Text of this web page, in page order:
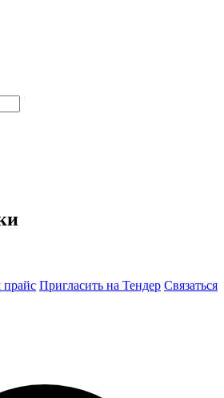
Пригласить на Тендер Связаться